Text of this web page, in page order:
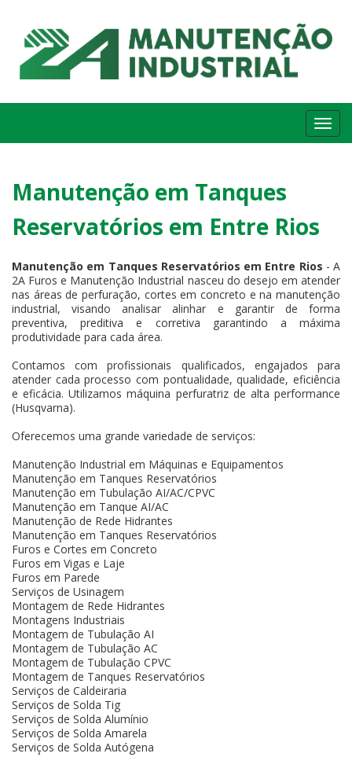
Manutenção em Tanques
Reservatórios em Entre Rios
Manutenção em Tanques Reservatórios em Entre Rios - A
2A Furos e Manutenção Industrial nasceu do desejo em atender
nas áreas de perfuração, cortes em concreto e na manutenção
industrial, visando analisar alinhar e garantir de forma
preventiva, preditiva e corretiva garantindo a máxima
produtividade para cada área.
Contamos com profissionais qualificados, engajados para
atender cada processo com pontualidade, qualidade, eficiência
e eficácia. Utilizamos máquina perfuratriz de alta performance
(Husqvarna).
Oferecemos uma grande variedade de serviços:
Manutenção Industrial em Máquinas e Equipamentos
Manutenção em Tanques Reservatórios
Manutenção em Tubulação AI/AC/CPVC
Manutenção em Tanque AI/AC
Manutenção de Rede Hidrantes
Manutenção em Tanques Reservatórios
Furos e Cortes em Concreto
Furos em Vigas e Laje
Furos em Parede
Serviços de Usinagem
Montagem de Rede Hidrantes
Montagens Industriais
Montagem de Tubulação AI
Montagem de Tubulação AC
Montagem de Tubulação CPVC
Montagem de Tanques Reservatórios
Serviços de Caldeiraria
Serviços de Solda Tig
Serviços de Solda Alumínio
Serviços de Solda Amarela
Serviços de Solda Autógena